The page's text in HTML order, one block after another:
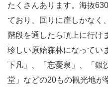
たくさんあります。海抜
ており、回りに崖しかなく
階段を通したら頂上に行け
珍しい原始森林になってい
下凡」、「忘憂泉」、「銀
堂」などの20もの観光地が